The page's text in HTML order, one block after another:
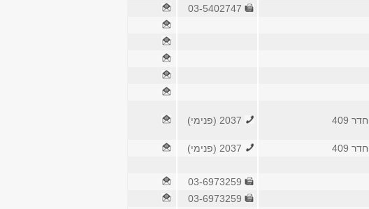
, חדר 409
, חדר 409